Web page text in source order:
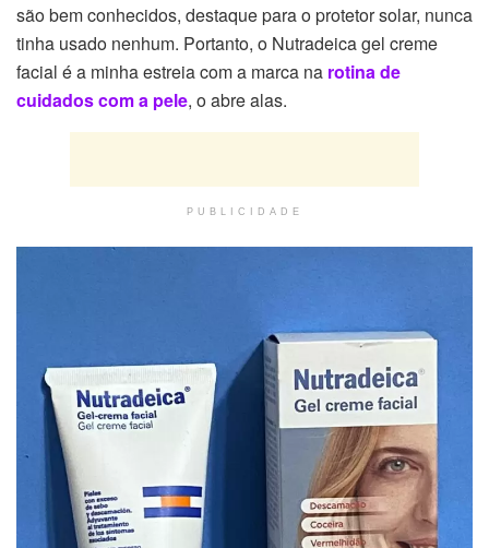
são bem conhecidos, destaque para o protetor solar, nunca
tinha usado nenhum. Portanto, o Nutradeica gel creme
facial é a minha estreia com a marca na rotina de
cuidados com a pele, o abre alas.
PUBLICIDADE